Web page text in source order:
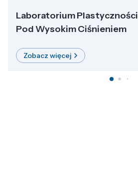
Laboratorium Plastyczności
Pod Wysokim Ciśnieniem
Zobacz więcej